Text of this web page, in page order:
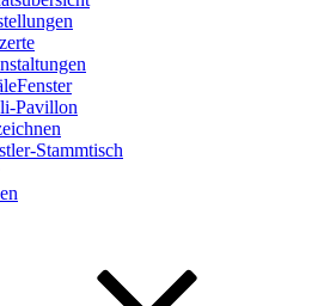
Pavillon
Stammtisch